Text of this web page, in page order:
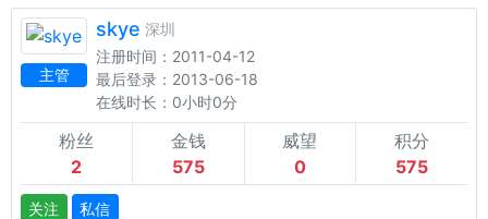
主管
skye 深圳
注册时间：2011-04-12
最后登录：2013-06-18
在线时长：0小时0分
粉丝
2
金钱
575
威望
0
积分
575
关注 私信